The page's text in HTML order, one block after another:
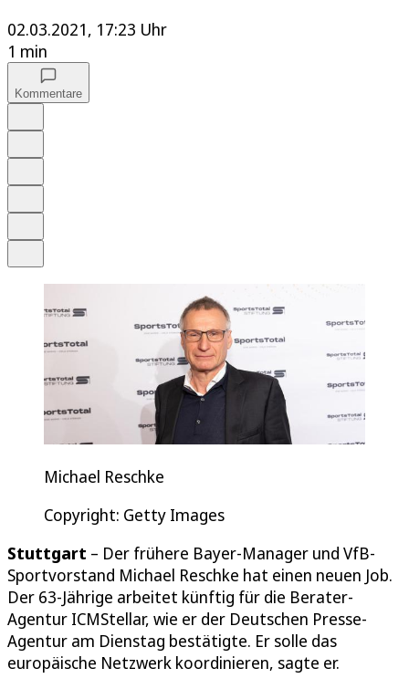
02.03.2021, 17:23 Uhr
1 min
Kommentare
Michael Reschke
Copyright: Getty Images
Stuttgart – Der frühere Bayer-Manager und VfB-
Sportvorstand Michael Reschke hat einen neuen Job.
Der 63-Jährige arbeitet künftig für die Berater-
Agentur ICMStellar, wie er der Deutschen Presse-
Agentur am Dienstag bestätigte. Er solle das
europäische Netzwerk koordinieren, sagte er.